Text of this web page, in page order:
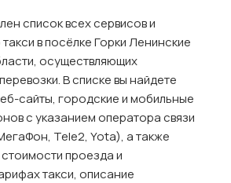
список всех сервисов и
в посёлке Горки Ленинские
осуществляющих
В списке вы найдете
сайты, городские и мобильные
с указанием оператора связи
Tele2, Yota), а также
проезда и
такси, описание